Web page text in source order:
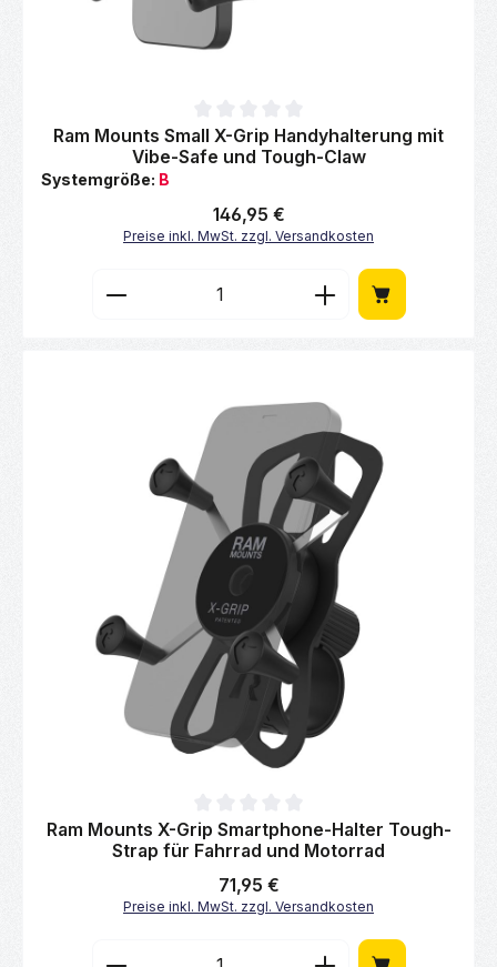
Durchschnittliche Bewertung von 0 von 5 Sternen
Ram Mounts Small X-Grip Handyhalterung mit
Vibe-Safe und Tough-Claw
Systemgröße: B
Regulärer Preis:
146,95 €
Preise inkl. MwSt. zzgl. Versandkosten
Produkt Anzahl: Gib den gewünschten
Durchschnittliche Bewertung von 0 von 5 Sternen
Ram Mounts X-Grip Smartphone-Halter Tough-
Strap für Fahrrad und Motorrad
Regulärer Preis:
71,95 €
Preise inkl. MwSt. zzgl. Versandkosten
Produkt Anzahl: Gib den gewünschten